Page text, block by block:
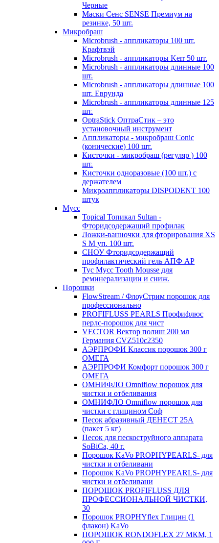
Черные
Маски Сенс SENSE Премиум на
резинке, 50 шт.
Микробраш
Microbrush - аппликаторы 100 шт.
Крафтвэй
Microbrush - аппликаторы Kerr 50 шт.
Microbrush - аппликаторы длинные 100
шт.
Microbrush - аппликаторы длинные 100
шт. Еврунда
Microbrush - аппликаторы длинные 125
шт.
OptraStick ОптраСтик – это
установочный инструмент
Аппликаторы - микробраш Conic
(конические) 100 шт.
Кисточки - микробраш (регуляр ) 100
шт.
Кисточки одноразовые (100 шт.) с
держателем
Микроаппликаторы DISPODENT 100
штук
Мусс
Topical Топикал Sultan -
Фторидсодержащий профилак
Ложки-ванночки для фторирования XS
S М уп. 100 шт.
СНОУ Фторидсодержащий
профилактический гель АПФ AP
Тус Мусс Tooth Mousse для
реминерализации и сниж.
Порошки
FlowStream / ФлоуСтрим порошок для
профессионально
PROFIFLUSS PEARLS Профифлюс
перлс-порошок для чист
VECTOR Вектор полиш 200 мл
Германия CVZ510с2350
АЭРПРОФИ Классик порошок 300 г
ОМЕГА
АЭРПРОФИ Комфорт порошок 300 г
ОМЕГА
ОМНИФЛО Omniflow порошок для
чистки и отбеливания
ОМНИФЛО Omniflow порошок для
чистки с глицином Соф
Песок абразивный ДЕНЕСТ 25А
(пакет 5 кг)
Песок для пескоструйного аппарата
SoBiCa, 40 г.
Порошок KaVo PROPHYPEARLS- для
чистки и отбеливани
Порошок KaVo PROPHYPEARLS- для
чистки и отбеливани
ПОРОШОК PROFIFLUSS ДЛЯ
ПРОФЕССИОНАЛЬНОЙ ЧИСТКИ,
30
Порошок PROPHYflex Глицин (1
флакон) KaVo
ПОРОШОК RONDOFLEX 27 МКМ, 1